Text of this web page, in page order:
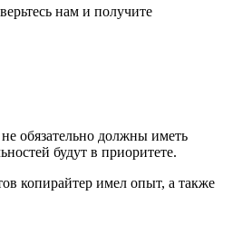
нам и получите
обязательно должны иметь
будут в приоритете.
копирайтер имел опыт, а также